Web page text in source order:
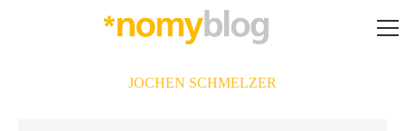
JOCHEN SCHMELZER